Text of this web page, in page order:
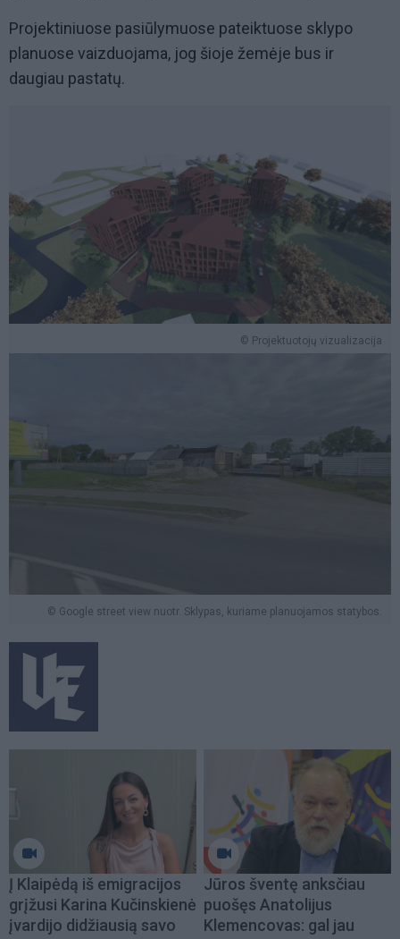
Projektiniuose pasiūlymuose pateiktuose sklypo
planuose vaizduojama, jog šioje žemėje bus ir
daugiau pastatų.
© Projektuotojų vizualizacija
© Google street view nuotr. Sklypas, kuriame planuojamos statybos.
Į Klaipėdą iš emigracijos
grįžusi Karina Kučinskienė
įvardijo didžiausią savo
Jūros šventę anksčiau
puošęs Anatolijus
Klemencovas: gal jau